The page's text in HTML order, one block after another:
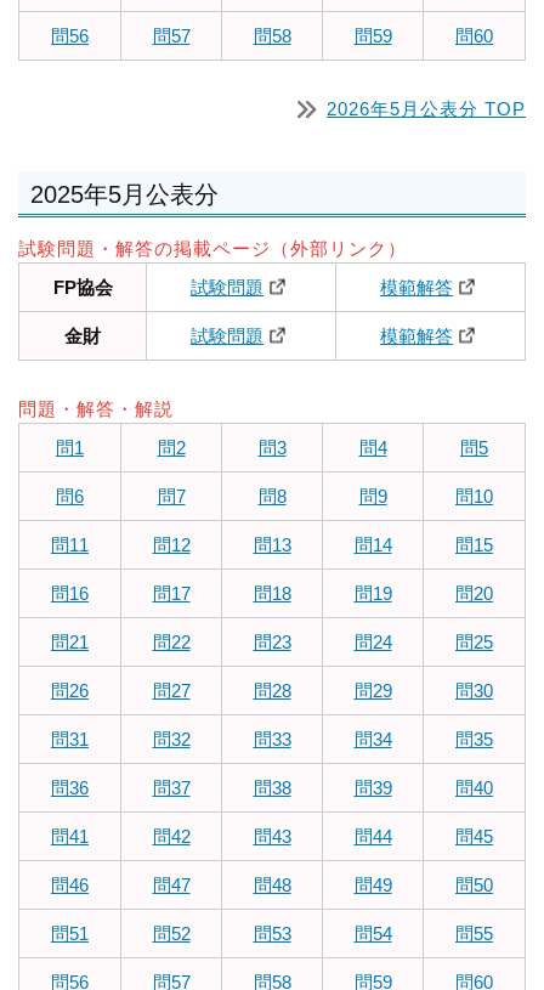
問56 問57 問58 問59 問60
2026年5月公表分 TOP
2025年5月公表分
試験問題・解答の掲載ページ（外部リンク）
FP協会
試験問題 模範解答
金財 試験問題 模範解答
問題・解答・解説
問1
問2 問3 問4 問5
問6 問7 問8 問9 問10
問11 問12 問13 問14 問15
問16 問17 問18 問19 問20
問21 問22 問23 問24 問25
問26 問27 問28 問29 問30
問31 問32 問33 問34 問35
問36 問37 問38 問39 問40
問41 問42 問43 問44 問45
問46 問47 問48 問49 問50
問51 問52 問53 問54 問55
問56 問57 問58 問59 問60